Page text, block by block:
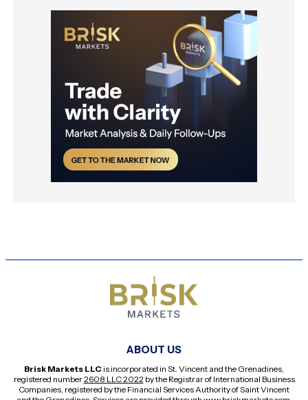
ABOUT US
Brisk Markets LLC is incorporated in St. Vincent and the Grenadines,
registered number2608 LLC 2022by the Registrar of International Business
Companies, registered by the Financial Services Authority of Saint Vincent